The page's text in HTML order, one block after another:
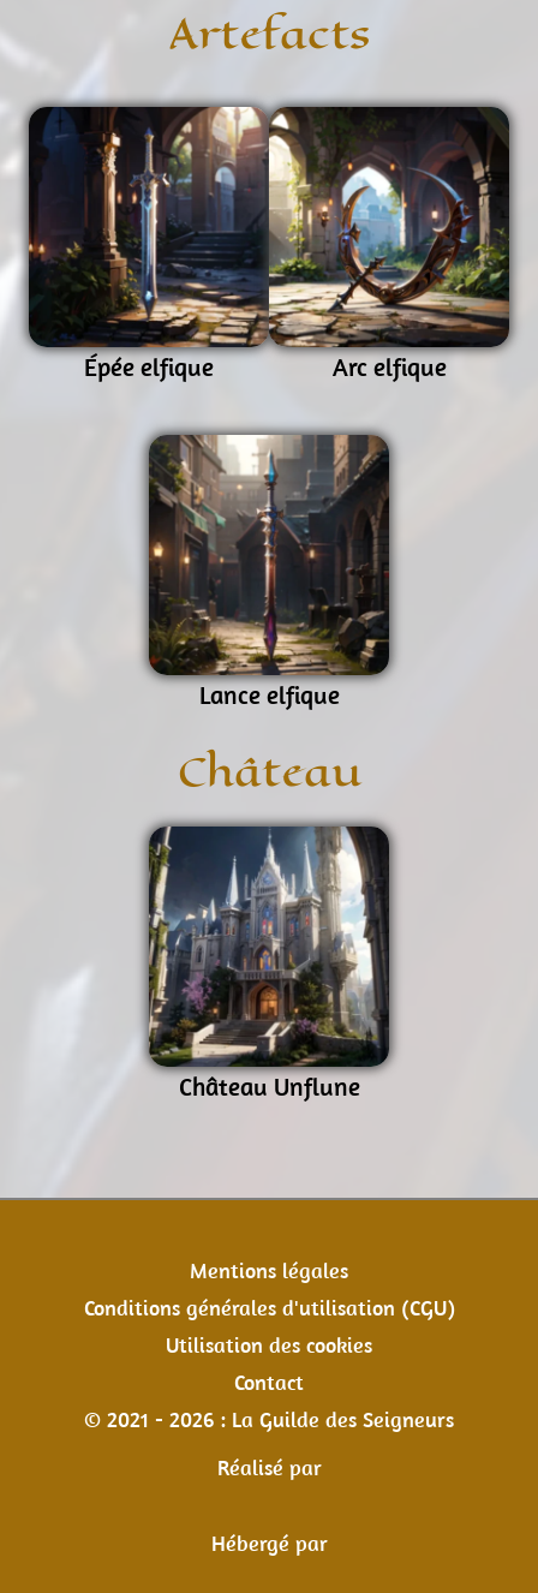
Artefacts
Épée elfique Arc elfique
Lance elfique
Château
Château Unflune
Mentions légales
Conditions générales d'utilisation (CGU)
Utilisation des cookies
Contact
© 2021 - 2026 : La Guilde des Seigneurs
Réalisé par
Hébergé par